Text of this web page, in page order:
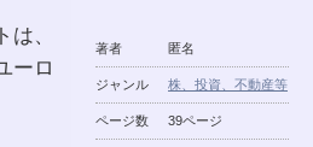
著者 匿名
ジャンル 株、投資、不動産等
ページ数 39ページ
、
ーロ